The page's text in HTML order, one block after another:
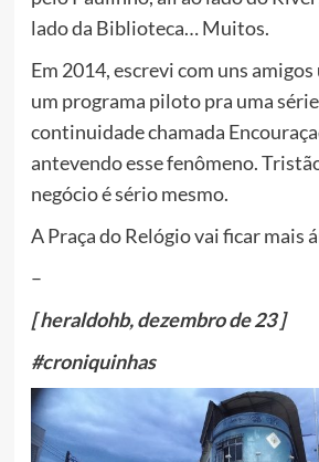
lado da Biblioteca… Muitos.
Em 2014, escrevi com uns
um programa piloto pra uma
continuidade chamada
antevendo esse fenômeno.
negócio é sério mesmo.
A Praça do Relógio vai ficar mais
–
[ heraldohb, dezembro de 23 ]
#croniquinhas